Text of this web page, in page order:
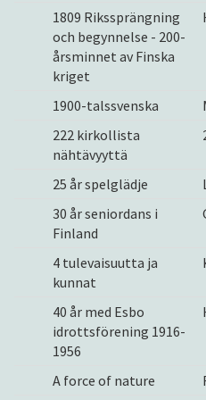
1809 Rikssprängning
och begynnelse - 200-
årsminnet av Finska
kriget
1900-talssvenska
222 kirkollista
nähtävyyttä
25 år spelglädje
30 år seniordans i
Finland
4 tulevaisuutta ja
kunnat
40 år med Esbo
idrottsförening 1916-
1956
A force of nature